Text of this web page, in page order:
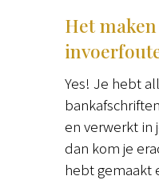
Het
Yes! Je hebt
en verwerkt in
dan kom je
hebt gemaakt